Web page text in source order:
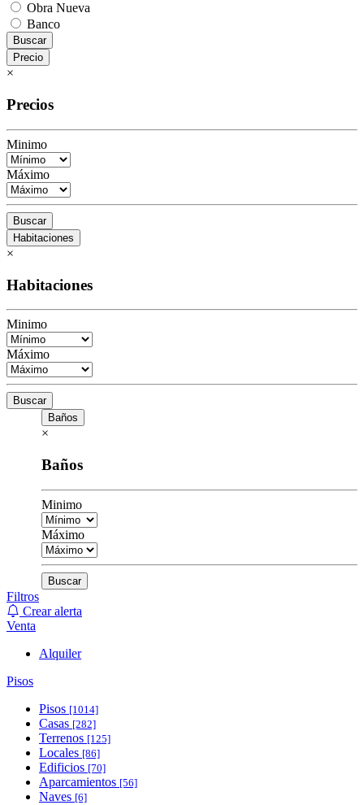
Obra Nueva
Banco
Buscar
Precio
×
Precios
Minimo
Máximo
Buscar
Habitaciones
×
Habitaciones
Minimo
Máximo
Buscar
Baños
×
Baños
Minimo
Máximo
Buscar
Filtros
Crear alerta
Venta
Alquiler
Pisos
Pisos [1014]
Casas [282]
Terrenos [125]
Locales [86]
Edificios [70]
Aparcamientos [56]
Naves [6]